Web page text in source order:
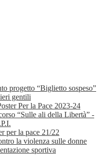
progetto “Biglietto sospeso”
gentili
Per la Pace 2023-24
“Sulle ali della Libertà” -
per la pace 21/22
la violenza sulle donne
sportiva